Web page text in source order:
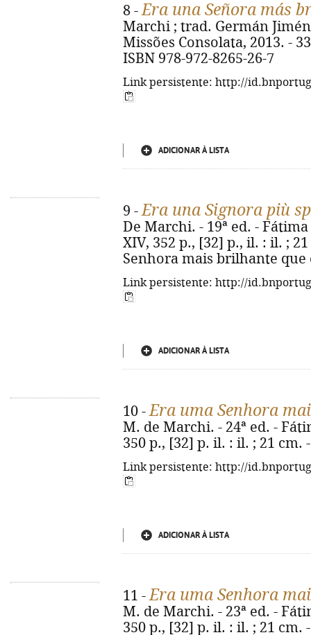
8 -Era una Señora más
Marchi ; trad. Germán
Missões Consolata, 2013. -
ISBN 978-972-8265-26-7
Link persistente: http://
ADICIONAR À LISTA
9 -Era una Signora più
De Marchi. - 19ª ed. -
XIV, 352 p., [32] p., il. : il. ;
Senhora mais brilhante que
Link persistente: http://
ADICIONAR À LISTA
10 -Era uma Senhora
M. de Marchi. - 24ª ed. -
350 p., [32] p. il. : il. ; 21 cm.
Link persistente: http://
ADICIONAR À LISTA
11 -Era uma Senhora
M. de Marchi. - 23ª ed. -
350 p., [32] p. il. : il. ; 21 cm.